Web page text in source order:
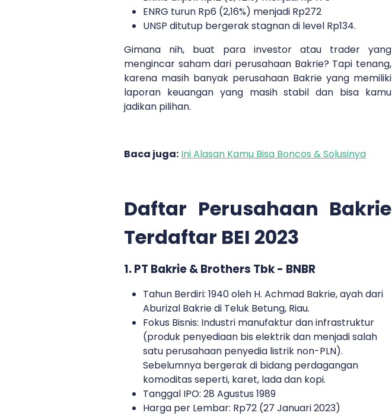
ENRG turun Rp6 (2,16%) menjadi Rp272
UNSP ditutup bergerak stagnan di level Rp134.
Gimana nih, buat para investor atau trader yang
mengincar saham dari perusahaan Bakrie? Tapi tenang,
karena masih banyak perusahaan Bakrie yang memiliki
laporan keuangan yang masih stabil dan bisa kamu
jadikan pilihan.
Baca juga: Ini Alasan Kamu Bisa Boncos & Solusinya
Daftar Perusahaan Bakrie
Terdaftar BEI 2023
1. PT Bakrie & Brothers Tbk - BNBR
Tahun Berdiri: 1940 oleh H. Achmad Bakrie, ayah dari
Aburizal Bakrie di Teluk Betung, Riau.
Fokus Bisnis: Industri manufaktur dan infrastruktur
(produk penyediaan bis elektrik dan menjadi salah
satu perusahaan penyedia listrik non-PLN).
Sebelumnya bergerak di bidang perdagangan
komoditas seperti, karet, lada dan kopi.
Tanggal IPO: 28 Agustus 1989
Harga per Lembar: Rp72 (27 Januari 2023)